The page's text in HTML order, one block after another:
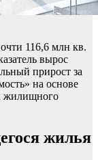
116,6 млн кв.
вырос
прирост за
на основе
жилищного
жилья